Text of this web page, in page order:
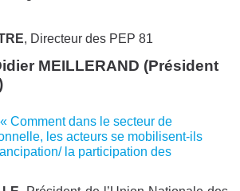
, Directeur des PEP 81
MEILLERAND (Président
Comment dans le secteur de
les acteurs se mobilisent-ils
la participation des